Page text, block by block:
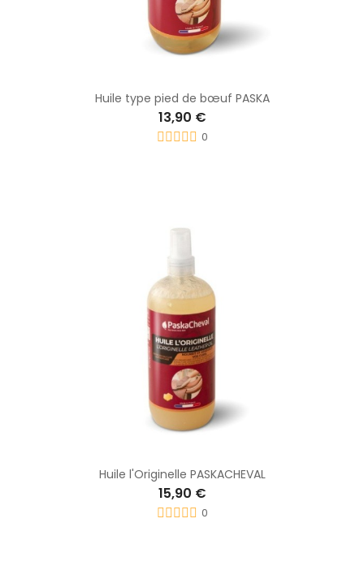
Huile type pied de bœuf PASKA
13,90 €
0
Huile l'Originelle PASKACHEVAL
15,90 €
0